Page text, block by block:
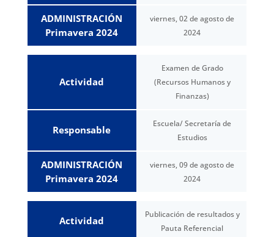
ADMINISTRACIÓN
Primavera 2024
viernes, 02 de agosto de
2024
Actividad
Responsable
ADMINISTRACIÓN
Primavera 2024
Examen de Grado
(Recursos Humanos y
Finanzas)
Escuela/ Secretaría de
Estudios
viernes, 09 de agosto de
2024
Actividad
Publicación de resultados y
Pauta Referencial